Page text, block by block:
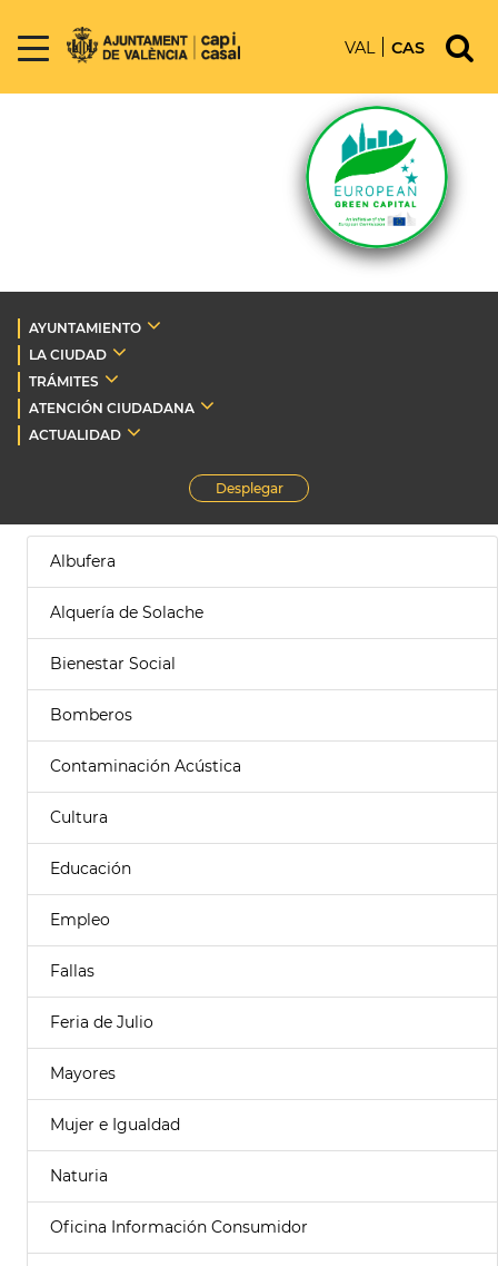
VAL CAS
AYUNTAMIENTO
LA CIUDAD
TRÁMITES
ATENCIÓN CIUDADANA
ACTUALIDAD
Desplegar
Albufera
Alquería de Solache
Bienestar Social
Bomberos
Contaminación Acústica
Cultura
Educación
Empleo
Fallas
Feria de Julio
Mayores
Mujer e Igualdad
Naturia
Oficina Información Consumidor